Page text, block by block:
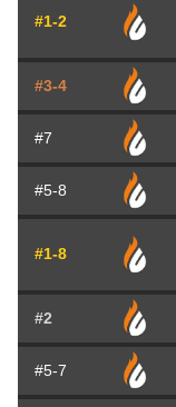
#1-2
#3-4
#7
#5-8
#1-8
#2
#5-7